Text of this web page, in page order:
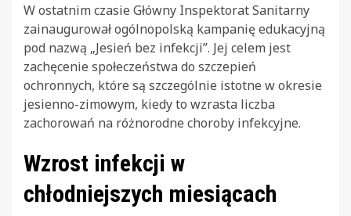
W ostatnim czasie Główny Inspektorat Sanitarny
zainaugurował ogólnopolską kampanię edukacyjną
pod nazwą „Jesień bez infekcji”. Jej celem jest
zachęcenie społeczeństwa do szczepień
ochronnych, które są szczególnie istotne w okresie
jesienno-zimowym, kiedy to wzrasta liczba
zachorowań na różnorodne choroby infekcyjne.
Wzrost infekcji w
chłodniejszych miesiącach